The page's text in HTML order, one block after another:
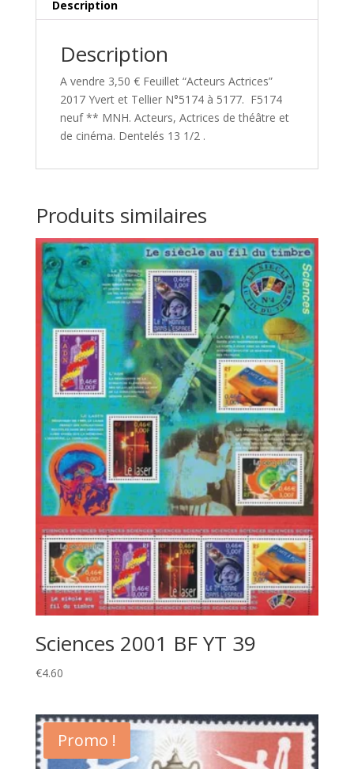
Description
Description
A vendre 3,50 € Feuillet “Acteurs Actrices”
2017 Yvert et Tellier N°5174 à 5177. F5174
neuf ** MNH. Acteurs, Actrices de théâtre et
de cinéma. Dentelés 13 1/2 .
Produits similaires
Sciences 2001 BF YT 39
€4.60
Promo !